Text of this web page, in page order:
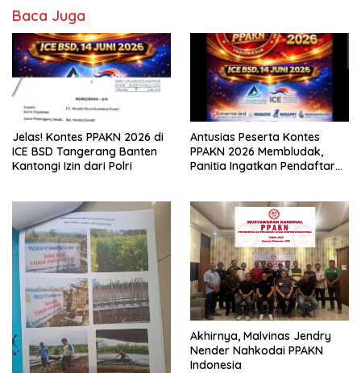
Baca Juga
Jelas! Kontes PPAKN 2026 di
ICE BSD Tangerang Banten
Kantongi Izin dari Polri
Antusias Peserta Kontes
PPAKN 2026 Membludak,
Panitia Ingatkan Pendaftaran
Akhirnya, Malvinas Jendry
Nender Nahkodai PPAKN
Indonesia